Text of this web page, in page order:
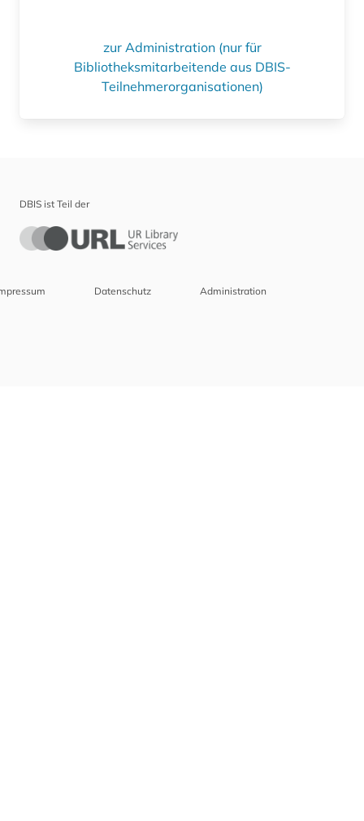
zur Administration (nur für
Bibliotheksmitarbeitende aus DBIS-
Teilnehmerorganisationen)
DBIS ist Teil der
Datenschutz Administration